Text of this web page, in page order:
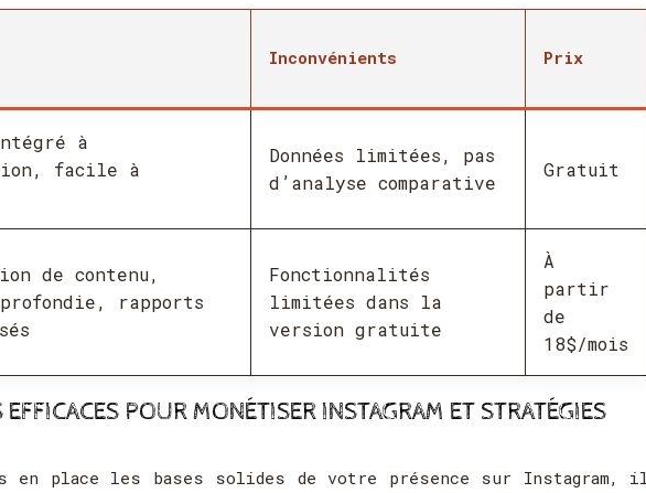
Inconvénients Prix
à
facile à
Données limitées, pas
d’analyse comparative
Gratuit
de contenu,
rapports
Fonctionnalités
limitées dans la
version gratuite
À
partir
de
18$/mois
POUR MONÉTISER INSTAGRAM ET STRATÉGIES
en place les bases solides de votre présence sur Instagram,